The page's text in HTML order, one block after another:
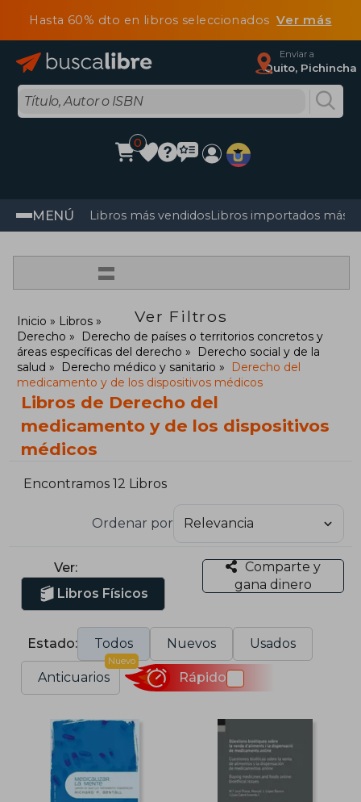
Hasta 60% dto en libros seleccionadosVer más
Enviar a
Quito, Pichincha
0
MENÚ Libros más vendidosLibros importados más
=
Ver Filtros
Inicio
Libros
Derecho
Derecho de países o territorios concretos y
áreas específicas del derecho
Derecho social y de la
salud
Derecho médico y sanitario
Derecho del
medicamento y de los dispositivos médicos
Libros de Derecho del
medicamento y de los dispositivos
médicos
Encontramos 12 Libros
Ordenar por
Ver:
Libros Físicos
Comparte y
gana dinero
Estado: Todos Nuevos Usados
Anticuarios
Nuevo
Rápido